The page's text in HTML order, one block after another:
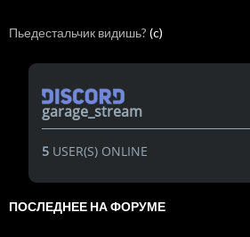
Пьедестальчик видишь? (c)
garage_stream
5USER(S) ONLINE
ПОСЛЕДНЕЕ НА ФОРУМЕ